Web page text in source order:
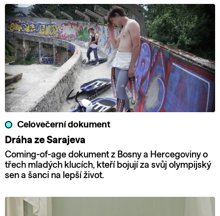
Celovečerní dokument
Dráha ze Sarajeva
Coming-of-age dokument z Bosny a Hercegoviny o
třech mladých klucích, kteří bojují za svůj olympijský
sen a šanci na lepší život.